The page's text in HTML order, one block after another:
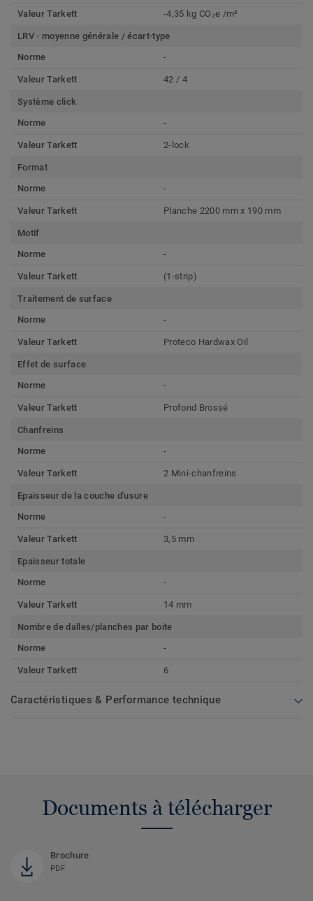
Valeur Tarkett -4,35 kg CO₂e /m²
LRV - moyenne générale / écart-type
Norme
-
Valeur Tarkett 42 / 4
Système click
Norme
-
Valeur Tarkett 2-lock
Format
Norme
-
Valeur Tarkett Planche 2200 mm x 190 mm
Motif
Norme
-
Valeur Tarkett (1-strip)
Traitement de surface
Norme
-
Valeur Tarkett Proteco Hardwax Oil
Effet de surface
Norme
-
Valeur Tarkett Profond Brossé
Chanfreins
Norme
-
Valeur Tarkett 2 Mini-chanfreins
Epaisseur de la couche d'usure
Norme
-
Valeur Tarkett 3,5 mm
Epaisseur totale
Norme
-
Valeur Tarkett 14 mm
Nombre de dalles/planches par boite
Norme
-
Valeur Tarkett 6
Caractéristiques & Performance technique
Documents à télécharger
Brochure
PDF